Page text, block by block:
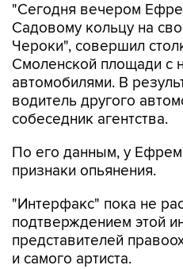
"Сегодня вечером
Садовому кольцу на
Чероки", совершил
Смоленской площади с
автомобилями. В
водитель другого
собеседник агентства.
По его данным, у
признаки опьянения.
"Интерфакс" пока не
подтверждением этой
представителей
и самого артиста.